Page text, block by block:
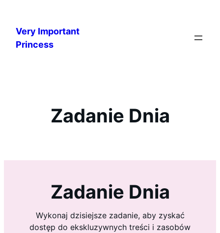
treściVery Important
Princess
Zadanie Dnia
Zadanie Dnia
Wykonaj dzisiejsze zadanie, aby zyskać
dostęp do ekskluzywnych treści i zasobów